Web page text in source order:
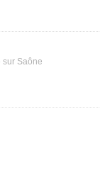
sur Saône